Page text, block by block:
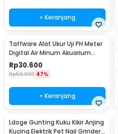
+ Keranjang
Taffware Alat Ukur Uji PH Meter
Digital Air Minum Akuarium
Tester - PH02
Rp30.600
Rp56.900 47%
+ Keranjang
Ldoge Gunting Kuku Kikir Anjing
Kucing Elektrik Pet Nail Grinder -